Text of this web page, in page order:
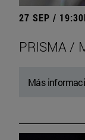
27 SEP /
PRISMA /
Más